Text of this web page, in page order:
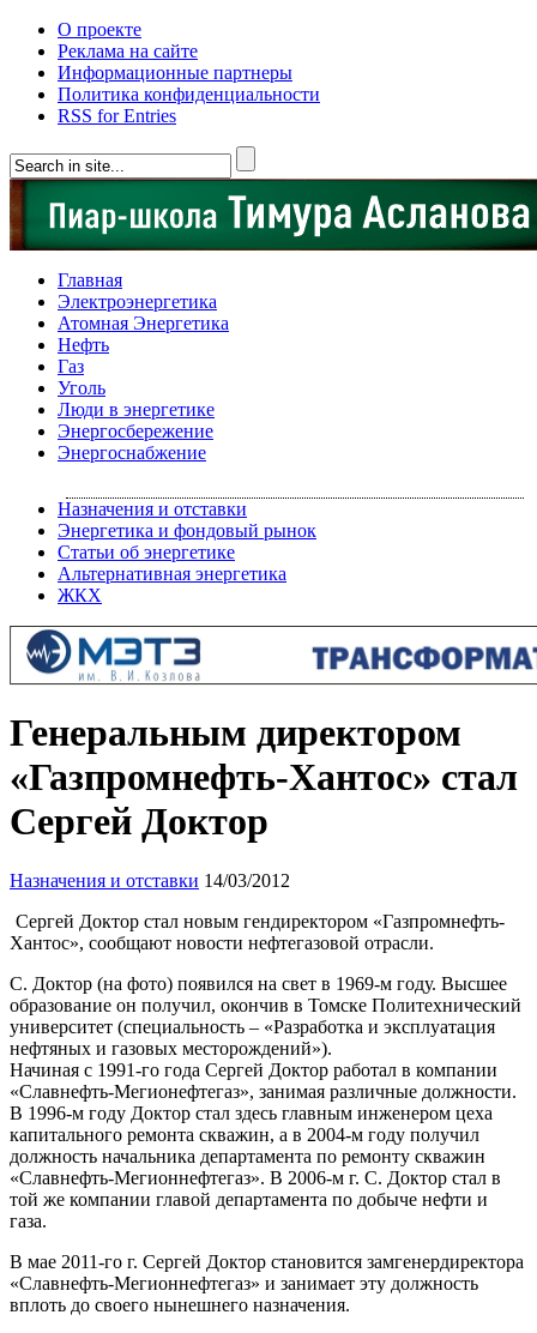
О проекте
Реклама на сайте
Информационные партнеры
Политика конфиденциальности
RSS for Entries
Главная
Электроэнергетика
Атомная Энергетика
Нефть
Газ
Уголь
Люди в энергетике
Энергосбережение
Энергоснабжение
Назначения и отставки
Энергетика и фондовый рынок
Статьи об энергетике
Альтернативная энергетика
ЖКХ
Генеральным директором
«Газпромнефть-Хантос» стал
Сергей Доктор
Назначения и отставки 14/03/2012
Сергей Доктор стал новым гендиректором «Газпромнефть-
Хантос», сообщают новости нефтегазовой отрасли.
С. Доктор (на фото) появился на свет в 1969-м году. Высшее
образование он получил, окончив в Томске Политехнический
университет (специальность – «Разработка и эксплуатация
нефтяных и газовых месторождений»).
Начиная с 1991-го года Сергей Доктор работал в компании
«Славнефть-Мегионефтегаз», занимая различные должности.
В 1996-м году Доктор стал здесь главным инженером цеха
капитального ремонта скважин, а в 2004-м году получил
должность начальника департамента по ремонту скважин
«Славнефть-Мегионнефтегаз». В 2006-м г. С. Доктор стал в
той же компании главой департамента по добыче нефти и
газа.
В мае 2011-го г. Сергей Доктор становится замгенердиректора
«Славнефть-Мегионнефтегаз» и занимает эту должность
вплоть до своего нынешнего назначения.